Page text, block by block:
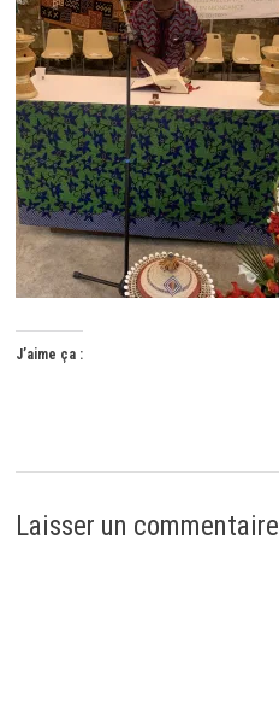
J’aime ça :
Laisser un commentaire